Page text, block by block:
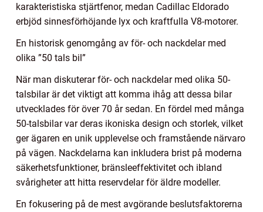
karakteristiska stjärtfenor, medan Cadillac Eldorado
erbjöd sinnesförhöjande lyx och kraftfulla V8-motorer.
En historisk genomgång av för- och nackdelar med
olika ”50 tals bil”
När man diskuterar för- och nackdelar med olika 50-
talsbilar är det viktigt att komma ihåg att dessa bilar
utvecklades för över 70 år sedan. En fördel med många
50-talsbilar var deras ikoniska design och storlek, vilket
ger ägaren en unik upplevelse och framstående närvaro
på vägen. Nackdelarna kan inkludera brist på moderna
säkerhetsfunktioner, bränsleeffektivitet och ibland
svårigheter att hitta reservdelar för äldre modeller.
En fokusering på de mest avgörande beslutsfaktorerna